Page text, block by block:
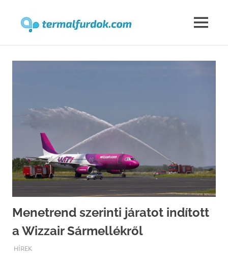
MENU
Menetrend szerinti járatot indított
a Wizzair Sármellékről
TERMALFURDOK.COM
HÍREK